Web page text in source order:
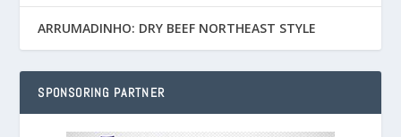
ARRUMADINHO: DRY BEEF NORTHEAST STYLE
SPONSORING PARTNER